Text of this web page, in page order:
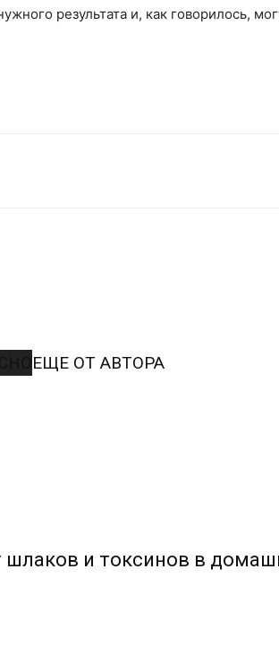
результата и, как говорилось,
ЕЩЕ ОТ АВТОРА
и токсинов в